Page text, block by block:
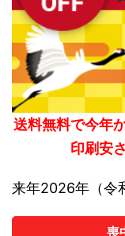
送料無料で今年
印刷安
来年2026年（令
喪